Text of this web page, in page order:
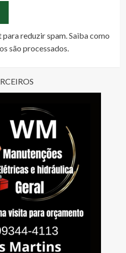
reduzir spam.Saiba como
são processados.